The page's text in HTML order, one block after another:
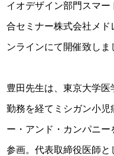
イオデザイン部門スマ
合セミナー株式会社メ
ンラインにて開催致しま
豊田先生は、東京大学
勤務を経てミシガン小
ー・アンド・カンパニー
参画。代表取締役医師